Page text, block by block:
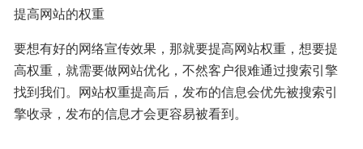
提高网站的权重
要想有好的网络宣传效果，那就要提高网站权重，想要提
高权重，就需要做网站优化，不然客户很难通过搜索引擎
找到我们。网站权重提高后，发布的信息会优先被搜索引
擎收录，发布的信息才会更容易被看到。